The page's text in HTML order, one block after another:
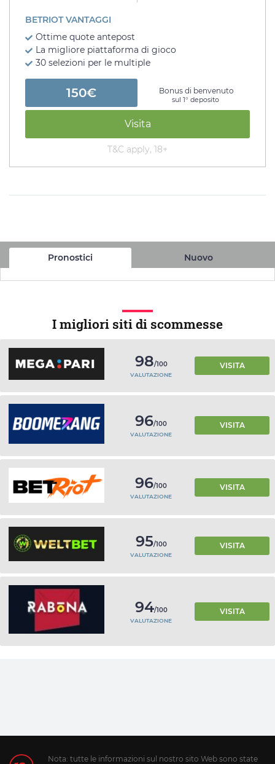
BETRIOT VANTAGGI
Ottime quote antepost
La migliore piattaforma di gioco
30 selezioni per le multiple
150€ Bonus di benvenuto
sul 1° deposito
Visita
T&C apply, 18+
Pronostici Nuovo
I migliori siti di scommesse
98/100
VALUTAZIONE
VISITA
96/100
VALUTAZIONE
VISITA
96/100
VALUTAZIONE
VISITA
95/100
VALUTAZIONE
VISITA
94/100
VALUTAZIONE
VISITA
Nota: tutte le informazioni sul nostro sito Web sono state